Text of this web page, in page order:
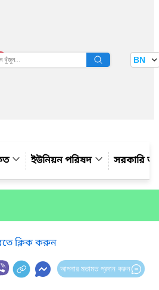
তথ্য বাতায়ন BN
ইউনিয়ন পরিষদ সরকারি
ক্লিক করুন
আপনার মতামত প্রদান করুন